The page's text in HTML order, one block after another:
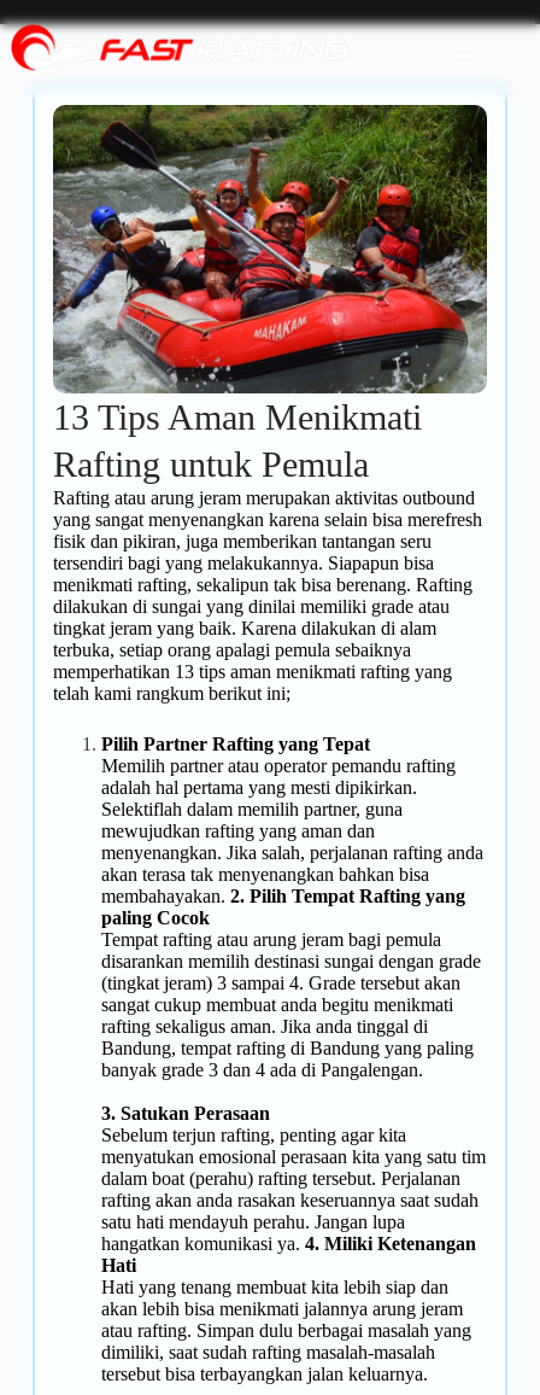
13 Tips Aman Menikmati
Rafting untuk Pemula
Rafting atau arung jeram merupakan aktivitas outbound
yang sangat menyenangkan karena selain bisa merefresh
fisik dan pikiran, juga memberikan tantangan seru
tersendiri bagi yang melakukannya. Siapapun bisa
menikmati rafting, sekalipun tak bisa berenang. Rafting
dilakukan di sungai yang dinilai memiliki grade atau
tingkat jeram yang baik. Karena dilakukan di alam
terbuka, setiap orang apalagi pemula sebaiknya
memperhatikan 13 tips aman menikmati rafting yang
telah kami rangkum berikut ini;
Pilih Partner Rafting yang Tepat
Memilih partner atau operator pemandu rafting
adalah hal pertama yang mesti dipikirkan.
Selektiflah dalam memilih partner, guna
mewujudkan rafting yang aman dan
menyenangkan. Jika salah, perjalanan rafting anda
akan terasa tak menyenangkan bahkan bisa
membahayakan. 2. Pilih Tempat Rafting yang
paling Cocok
Tempat rafting atau arung jeram bagi pemula
disarankan memilih destinasi sungai dengan grade
(tingkat jeram) 3 sampai 4. Grade tersebut akan
sangat cukup membuat anda begitu menikmati
rafting sekaligus aman. Jika anda tinggal di
Bandung, tempat rafting di Bandung yang paling
banyak grade 3 dan 4 ada di Pangalengan.
3. Satukan Perasaan
Sebelum terjun rafting, penting agar kita
menyatukan emosional perasaan kita yang satu tim
dalam boat (perahu) rafting tersebut. Perjalanan
rafting akan anda rasakan keseruannya saat sudah
satu hati mendayuh perahu. Jangan lupa
hangatkan komunikasi ya. 4. Miliki Ketenangan
Hati
Hati yang tenang membuat kita lebih siap dan
akan lebih bisa menikmati jalannya arung jeram
atau rafting. Simpan dulu berbagai masalah yang
dimiliki, saat sudah rafting masalah-masalah
tersebut bisa terbayangkan jalan keluarnya.